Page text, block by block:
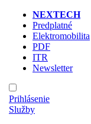
NEXTECH
Predplatné
Elektromobilita
PDF
ITR
Newsletter
Prihlásenie
Služby